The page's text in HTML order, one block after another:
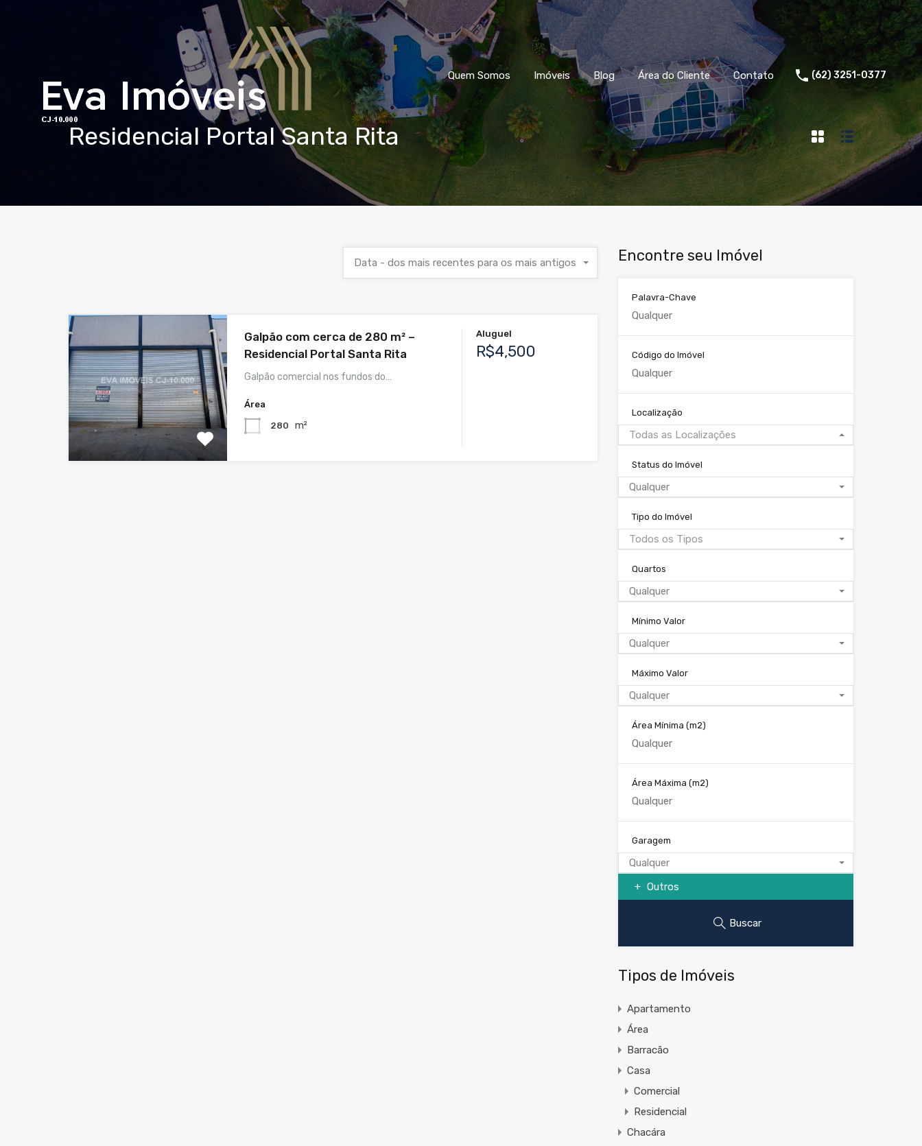
Quem Somos Imóveis Blog Área do Cliente Contato (62) 3251-0377
Residencial Portal Santa Rita
Data - dos mais recentes para os mais antigos
Galpão com cerca de 280 m² –
Residencial Portal Santa Rita
Galpão comercial nos fundos do…
Área
280 m²
Aluguel
R$4,500
Encontre seu Imóvel
Palavra-Chave
Código do Imóvel
Localização
Todas as Localizações
Status do Imóvel
Qualquer
Tipo do Imóvel
Todos os Tipos
Quartos
Qualquer
Mínimo Valor
Qualquer
Máximo Valor
Qualquer
Área Mínima (m2)
Área Máxima (m2)
Garagem
Qualquer
Outros
Buscar
Tipos de Imóveis
Apartamento
Área
Barracão
Casa
Comercial
Residencial
Chacára